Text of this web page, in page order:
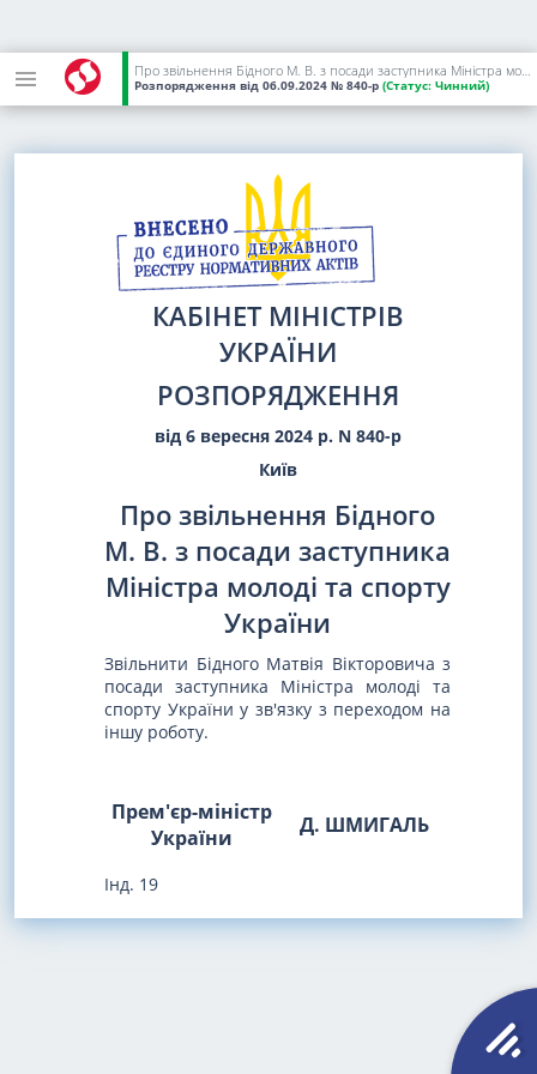
Про звільнення Бідного М. В. з посади заступника Міністра молоді та спорту України
Розпорядження від 06.09.2024 № 840-р (Статус: Чинний)
КАБІНЕТ МІНІСТРІВ
УКРАЇНИ
РОЗПОРЯДЖЕННЯ
від 6 вересня 2024 р. N 840-р
Київ
Про звільнення Бідного
М. В. з посади заступника
Міністра молоді та спорту
України
Звільнити Бідного Матвія Вікторовича з
посади заступника Міністра молоді та
спорту України у зв'язку з переходом на
іншу роботу.
Прем'єр-міністр
України
Д. ШМИГАЛЬ
Інд. 19